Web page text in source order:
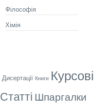
Філософія
Хімія
Дисертації Книги Курсові
Статті Шпаргалки